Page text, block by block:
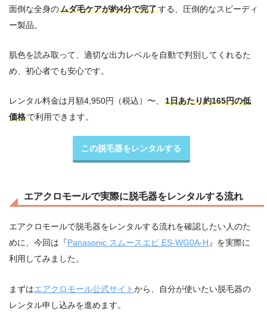
面倒な全身のムダ毛ケアが約4分で完了する、圧倒的なスピーディ
ー製品。
肌色を読み取って、適切な出力レベルを自動で判別してくれるた
め、初心者でも安心です。
レンタル料金は月額4,950円（税込）〜、
1日あたり約165円の低
価格で利用できます。
この脱毛器をレンタルする
エアクロモールで実際に脱毛器をレンタルする流れ
エアクロモールで脱毛器をレンタルする流れを確認したい人のた
めに、今回は『Panasonic スムースエピ ES-WG0A-H』を実際に
利用してみました。
まずはエアクロモール公式サイトから、自分が使いたい脱毛器の
レンタル申し込みを進めます。